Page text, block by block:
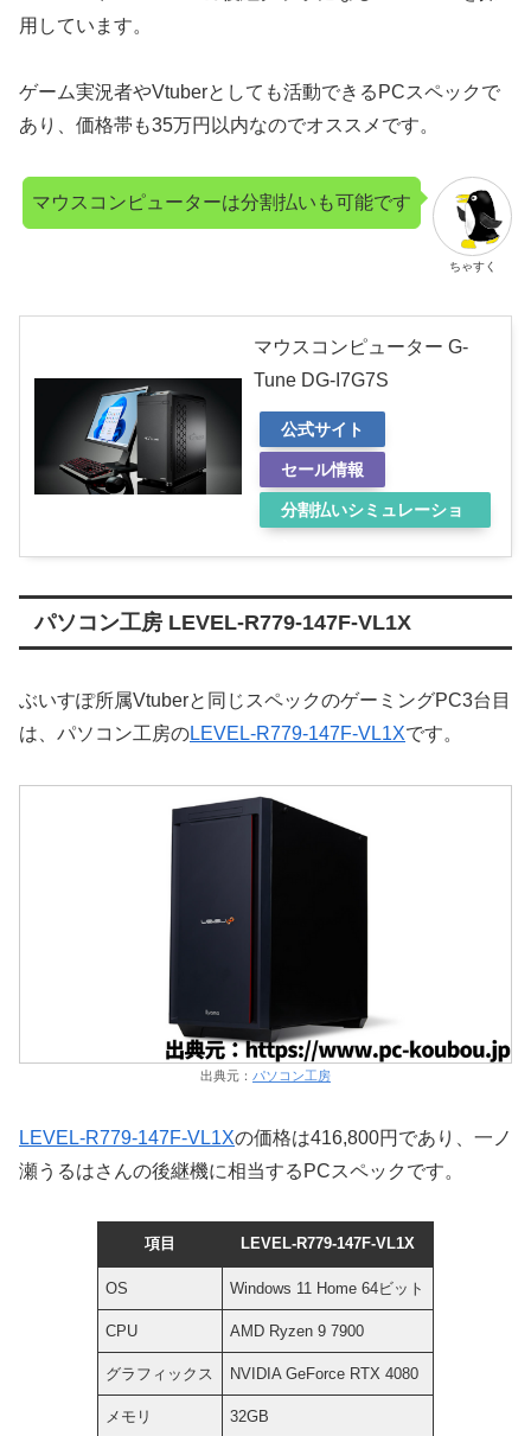
用しています。
ゲーム実況者やVtuberとしても活動できるPCスペックで
あり、価格帯も35万円以内なのでオススメです。
ちゃすく
マウスコンピューターは分割払いも可能です
マウスコンピューター G-
Tune DG-I7G7S
公式サイト
セール情報
分割払いシミュレーショ
パソコン工房 LEVEL-R779-147F-VL1X
ぶいすぽ所属Vtuberと同じスペックのゲーミングPC3台目
は、パソコン工房のLEVEL-R779-147F-VL1Xです。
出典元： パソコン工房
LEVEL-R779-147F-VL1Xの価格は416,800円であり、一ノ
瀬うるはさんの後継機に相当するPCスペックです。
項目 LEVEL-R779-147F-VL1X
OS Windows 11 Home 64ビット
CPU AMD Ryzen 9 7900
グラフィックス NVIDIA GeForce RTX 4080
メモリ 32GB